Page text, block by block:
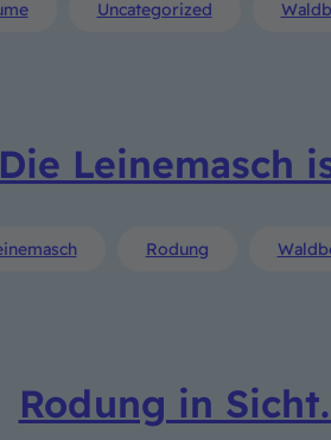
Uncategorized
Leinemasch
Rodung
Rodung in